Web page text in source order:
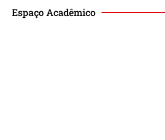
Espaço Acadêmico